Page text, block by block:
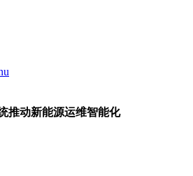
推动新能源运维智能化